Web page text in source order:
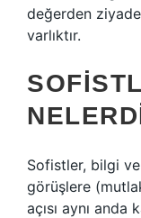
değerden
varlıktır.
Sofistler, bilgi
görüşlere
açısı aynı